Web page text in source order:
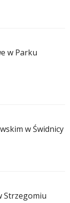
w Parku
w Świdnicy
Strzegomiu